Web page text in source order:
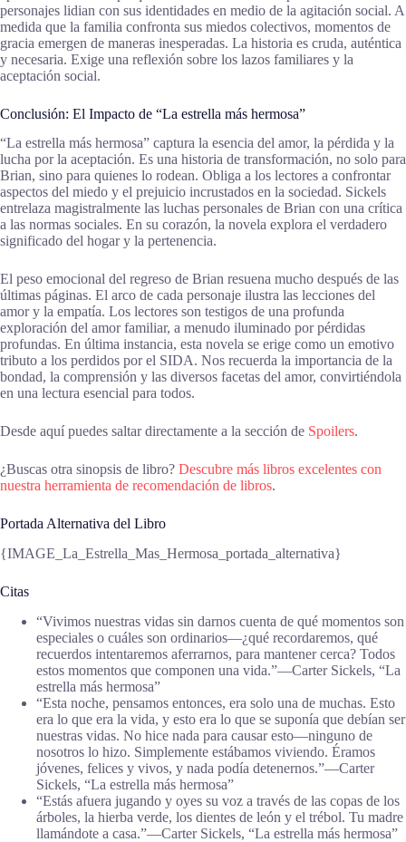
personajes lidian con sus identidades en medio de la agitación social. A
medida que la familia confronta sus miedos colectivos, momentos de
gracia emergen de maneras inesperadas. La historia es cruda, auténtica
y necesaria. Exige una reflexión sobre los lazos familiares y la
aceptación social.
Conclusión: El Impacto de “La estrella más hermosa”
“La estrella más hermosa” captura la esencia del amor, la pérdida y la
lucha por la aceptación. Es una historia de transformación, no solo para
Brian, sino para quienes lo rodean. Obliga a los lectores a confrontar
aspectos del miedo y el prejuicio incrustados en la sociedad. Sickels
entrelaza magistralmente las luchas personales de Brian con una crítica
a las normas sociales. En su corazón, la novela explora el verdadero
significado del hogar y la pertenencia.
El peso emocional del regreso de Brian resuena mucho después de las
últimas páginas. El arco de cada personaje ilustra las lecciones del
amor y la empatía. Los lectores son testigos de una profunda
exploración del amor familiar, a menudo iluminado por pérdidas
profundas. En última instancia, esta novela se erige como un emotivo
tributo a los perdidos por el SIDA. Nos recuerda la importancia de la
bondad, la comprensión y las diversos facetas del amor, convirtiéndola
en una lectura esencial para todos.
Desde aquí puedes saltar directamente a la sección de Spoilers.
¿Buscas otra sinopsis de libro? Descubre más libros excelentes con
nuestra herramienta de recomendación de libros.
Portada Alternativa del Libro
{IMAGE_La_Estrella_Mas_Hermosa_portada_alternativa}
Citas
“Vivimos nuestras vidas sin darnos cuenta de qué momentos son
especiales o cuáles son ordinarios—¿qué recordaremos, qué
recuerdos intentaremos aferrarnos, para mantener cerca? Todos
estos momentos que componen una vida.”―Carter Sickels, “La
estrella más hermosa”
“Esta noche, pensamos entonces, era solo una de muchas. Esto
era lo que era la vida, y esto era lo que se suponía que debían ser
nuestras vidas. No hice nada para causar esto—ninguno de
nosotros lo hizo. Simplemente estábamos viviendo. Éramos
jóvenes, felices y vivos, y nada podía detenernos.”―Carter
Sickels, “La estrella más hermosa”
“Estás afuera jugando y oyes su voz a través de las copas de los
árboles, la hierba verde, los dientes de león y el trébol. Tu madre
llamándote a casa.”―Carter Sickels, “La estrella más hermosa”